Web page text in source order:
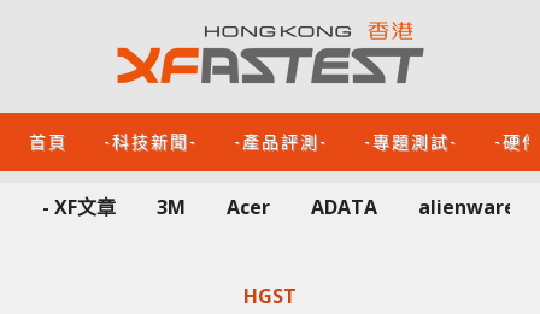
首頁 -科技新聞- -產品評測- -專題測試- -硬
- XF文章 3M Acer ADATA alienware
HGST